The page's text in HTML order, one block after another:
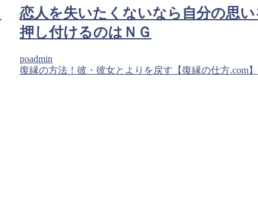
恋人を失いたくないなら自分の思い
押し付けるのはＮＧ
poadmin
復縁の方法！彼・彼女とよりを戻す【復縁の仕方.com】